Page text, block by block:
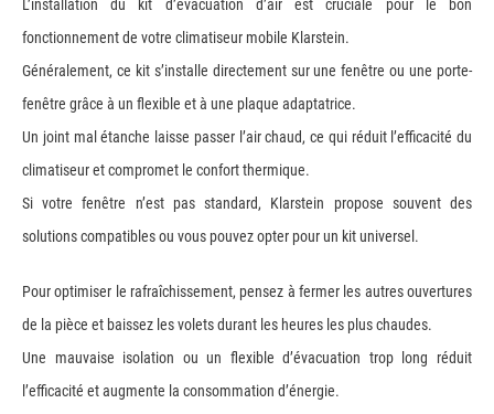
L’installation du kit d’évacuation d’air est cruciale pour le bon
fonctionnement de votre climatiseur mobile Klarstein.
Généralement, ce kit s’installe directement sur une fenêtre ou une porte-
fenêtre grâce à un flexible et à une plaque adaptatrice.
Un joint mal étanche laisse passer l’air chaud, ce qui réduit l’efficacité du
climatiseur et compromet le confort thermique.
Si votre fenêtre n’est pas standard, Klarstein propose souvent des
solutions compatibles ou vous pouvez opter pour un kit universel.
Pour optimiser le rafraîchissement, pensez à fermer les autres ouvertures
de la pièce et baissez les volets durant les heures les plus chaudes.
Une mauvaise isolation ou un flexible d’évacuation trop long réduit
l’efficacité et augmente la consommation d’énergie.